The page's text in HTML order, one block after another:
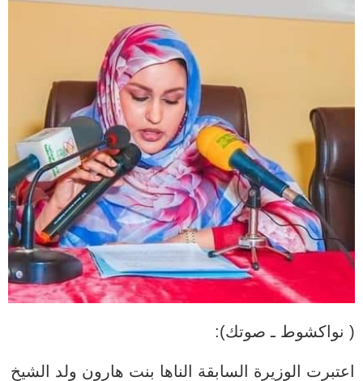
( نواكشوط ـ صوتك):
اعتبرت الوزيرة السابقة الناها بنت هارون ولد الشيخ